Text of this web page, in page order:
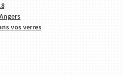
vos verres